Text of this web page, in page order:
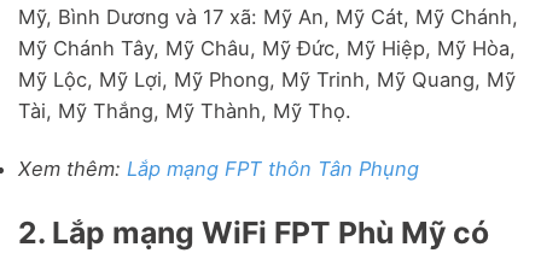
Mỹ, Bình Dương và 17 xã: Mỹ An, Mỹ Cát, Mỹ Chánh,
Mỹ Chánh Tây, Mỹ Châu, Mỹ Đức, Mỹ Hiệp, Mỹ Hòa,
Mỹ Lộc, Mỹ Lợi, Mỹ Phong, Mỹ Trinh, Mỹ Quang, Mỹ
Tài, Mỹ Thắng, Mỹ Thành, Mỹ Thọ.
Xem thêm: Lắp mạng FPT thôn Tân Phụng
2. Lắp mạng WiFi FPT Phù Mỹ có